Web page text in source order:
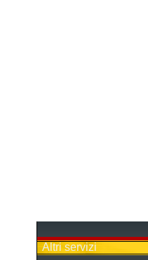
Altri servizi